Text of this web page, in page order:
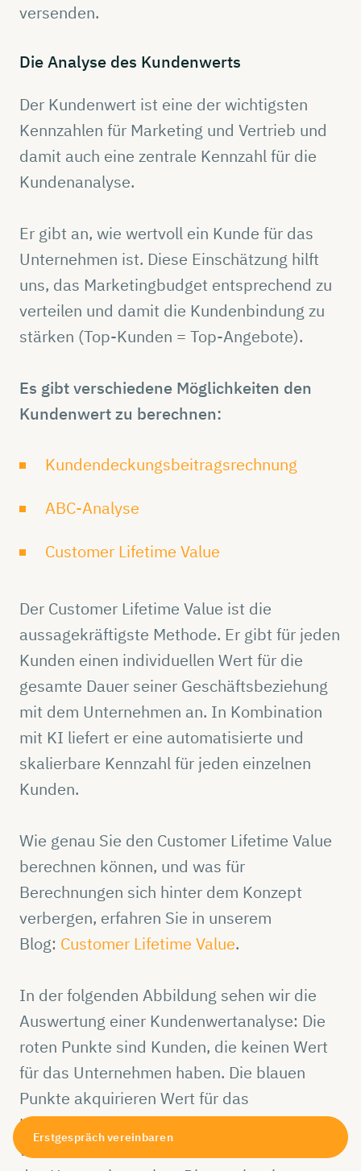
versenden.
DieAnalyse des Kundenwerts
Der Kundenwert ist eine der wichtigsten
Kennzahlen für Marketing und Vertrieb und
damit auch eine zentrale Kennzahl für die
Kundenanalyse.
Er gibt an, wie wertvoll ein Kunde für das
Unternehmen ist. Diese Einschätzung hilft
uns, das Marketingbudget entsprechend zu
verteilen und damit die Kundenbindung zu
stärken (Top-Kunden = Top-Angebote).
Es gibt verschiedene Möglichkeiten den
Kundenwert zu berechnen:
Kundendeckungsbeitragsrechnung
ABC-Analyse
Customer Lifetime Value
Der Customer Lifetime Value ist die
aussagekräftigste Methode. Er gibt für jeden
Kunden einen individuellen Wert für die
gesamte Dauer seiner Geschäftsbeziehung
mit dem Unternehmen an. In Kombination
mit KI liefert er eine automatisierte und
skalierbare Kennzahl für jeden einzelnen
Kunden.
Wie genau Sie den Customer Lifetime Value
berechnen können, und was für
Berechnungen sich hinter dem Konzept
verbergen, erfahren Sie in unserem
Blog: Customer Lifetime Value.
In der folgenden Abbildung sehen wir die
Auswertung einer Kundenwertanalyse: Die
roten Punkte sind Kunden, die keinen Wert
für das Unternehmen haben. Die blauen
Punkte akquirieren Wert für das
Unternehmen. Außerdem ist ablesbar,
welchen Wert der „Durchschnittskunde“ für
Erstgespräch vereinbaren